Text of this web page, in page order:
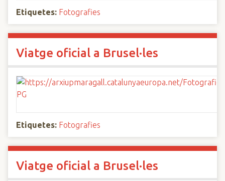
Etiquetes: Fotografies
Viatge oficial a Brusel·les
Etiquetes: Fotografies
Viatge oficial a Brusel·les